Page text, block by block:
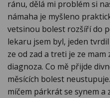
ránu, dělá mi problém si
námaha je myšleno
vetsinou bolest rozšíří do
lekaru jsem byl, jeden
ze od zad a treti je ze mam
diagnoza. Co mě přijde
měsících bolest
míčem párkrát se synem a